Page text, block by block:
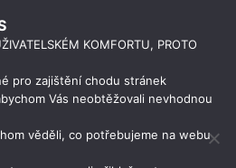
KOMFORTU, PROTO
pro zajištění chodu stránek
Vás neobtěžovali nevhodnou
věděli, co potřebujeme na webu